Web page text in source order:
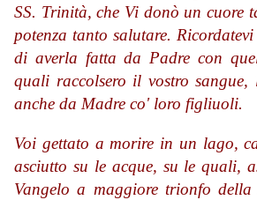
SS. Trinità, che Vi donò un cuore
potenza tanto salutare.
di averla fatta da Padre con
quali raccolsero il vostro sangue,
anche da Madre co' loro figliuoli.
Voi gettato a morire in un lago,
asciutto su le acque, su le quali,
Vangelo a maggiore trionfo della